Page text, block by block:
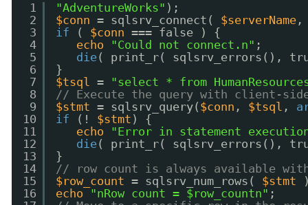
1
2
3
4
5
6
7
8
9
10
11
12
13
14
15
16
"AdventureWorks" );
$conn = sqlsrv_connect( $serverName
if
( $conn === false ) {
echo
"Could not connect.n" ;
die( print_r( sqlsrv_errors(),
}
$tsql
= "select * from
// Execute the query with client-
$stmt = sqlsrv_query( $conn , $tsql ,
if
(! $stmt ) {
echo
"Error in statement
die( print_r( sqlsrv_errors(),
}
// row count is always available
$row_count = sqlsrv_num_rows( $stmt
echo
"nRow count = $row_countn" ;